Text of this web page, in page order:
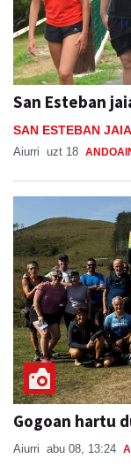
San Esteban
SAN ESTEBAN
Aiurri uzt 18
Gogoan hartu
Aiurri abu 08, 13:24